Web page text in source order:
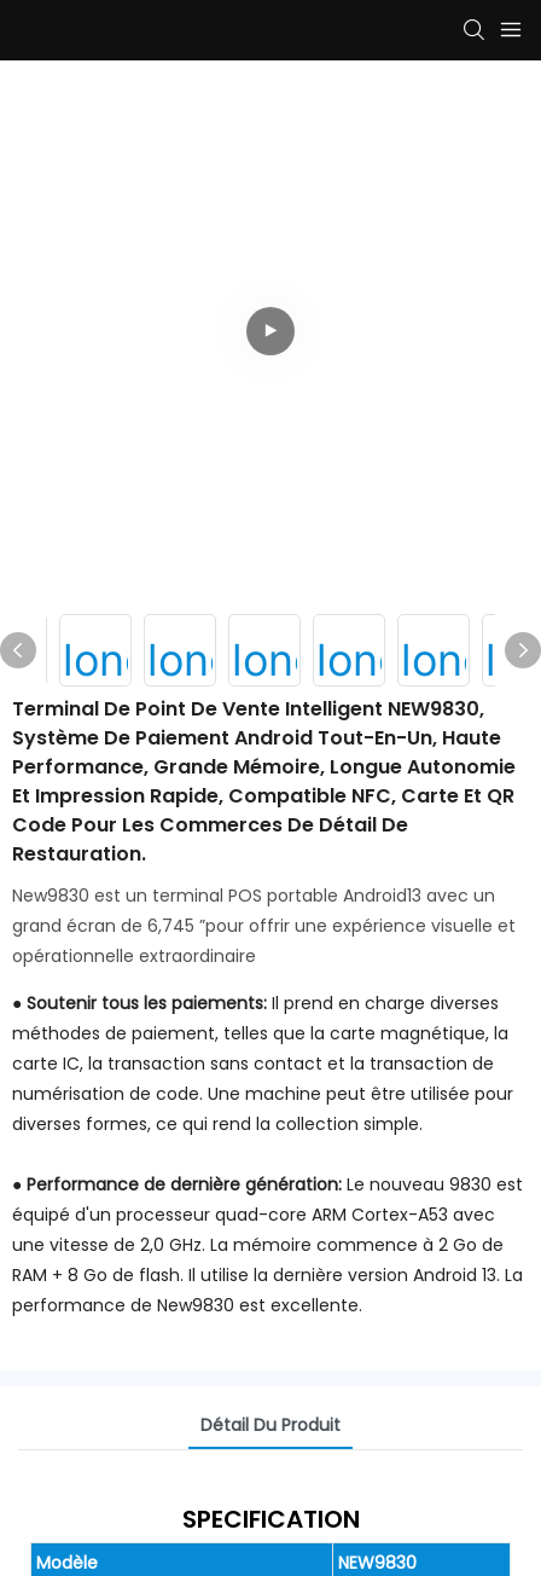
Terminal De Point De Vente Intelligent NEW9830,
Système De Paiement Android Tout-En-Un, Haute
Performance, Grande Mémoire, Longue Autonomie
Et Impression Rapide, Compatible NFC, Carte Et QR
Code Pour Les Commerces De Détail De
Restauration.
New9830 est un terminal POS portable Android13 avec un
grand écran de 6,745 ”pour offrir une expérience visuelle et
opérationnelle extraordinaire
● Soutenir tous les paiements: Il prend en charge diverses
méthodes de paiement, telles que la carte magnétique, la
carte IC, la transaction sans contact et la transaction de
numérisation de code. Une machine peut être utilisée pour
diverses formes, ce qui rend la collection simple.
● Performance de dernière génération: Le nouveau 9830 est
équipé d'un processeur quad-core ARM Cortex-A53 avec
une vitesse de 2,0 GHz. La mémoire commence à 2 Go de
RAM + 8 Go de flash. Il utilise la dernière version Android 13. La
performance de New9830 est excellente.
Détail Du Produit
SPECIFICATION
Modèle NEW9830